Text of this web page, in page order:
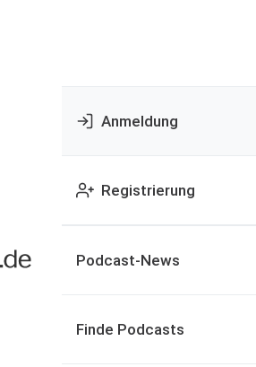
Anmeldung
Registrierung
Podcast-News
Finde Podcasts